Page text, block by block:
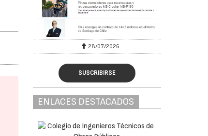
28/07/2026
SUSCRIBIRSE
ENLACES DESTACADOS